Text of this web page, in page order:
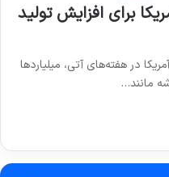
برای افزایش تولید
در هفته‌های آتی، میلیاردها
مانند…